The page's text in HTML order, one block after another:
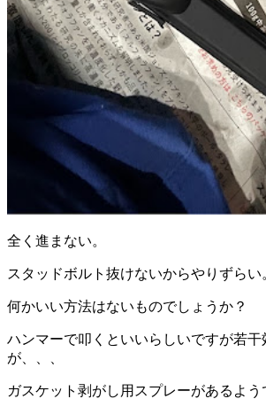
全く進まない。
スタッドボルト抜けないからやりずらい
何かいい方法はないものでしょうか？
ハンマーで叩くといいらしいですが若
が、、、
ガスケット剥がし用スプレーがあるよう